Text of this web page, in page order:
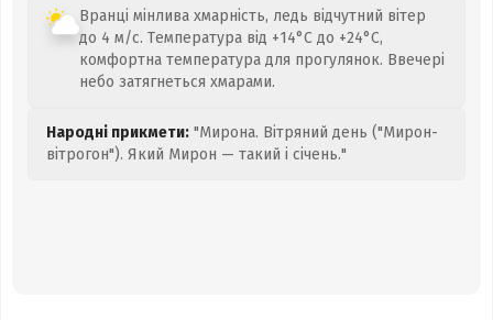
Вранці мінлива хмарність, ледь відчутний вітер
до 4 м/с. Температура від +14°C до +24°C,
комфортна температура для прогулянок. Ввечері
небо затягнеться хмарами.
Народні прикмети: "Мирона. Вітряний день ("Мирон-
вітрогон"). Який Мирон — такий і січень."